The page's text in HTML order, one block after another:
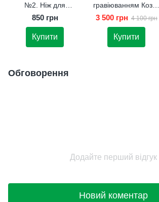
№2. Ніж для
активного відпочинку
Похідний ніж
850 грн
Купити
гравіюванням Козак
Подарунок батькові
3 500 грн 4 100 грн
Купити
Обговорення
Додайте перший відгук
Новий коментар